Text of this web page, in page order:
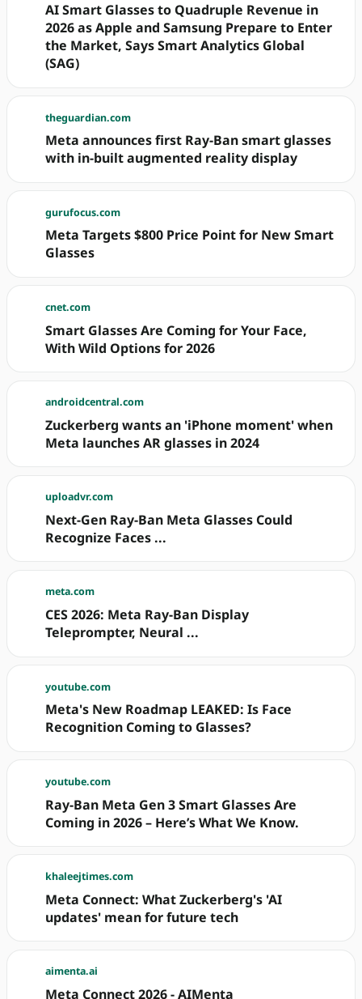
AI Smart Glasses to Quadruple Revenue in
2026 as Apple and Samsung Prepare to Enter
the Market, Says Smart Analytics Global
(SAG)
theguardian.com
Meta announces first Ray-Ban smart glasses
with in-built augmented reality display
gurufocus.com
Meta Targets $800 Price Point for New Smart
Glasses
cnet.com
Smart Glasses Are Coming for Your Face,
With Wild Options for 2026
androidcentral.com
Zuckerberg wants an 'iPhone moment' when
Meta launches AR glasses in 2024
uploadvr.com
Next-Gen Ray-Ban Meta Glasses Could
Recognize Faces ...
meta.com
CES 2026: Meta Ray-Ban Display
Teleprompter, Neural ...
youtube.com
Meta's New Roadmap LEAKED: Is Face
Recognition Coming to Glasses?
youtube.com
Ray-Ban Meta Gen 3 Smart Glasses Are
Coming in 2026 – Here’s What We Know.
khaleejtimes.com
Meta Connect: What Zuckerberg's 'AI
updates' mean for future tech
aimenta.ai
Meta Connect 2026 - AIMenta